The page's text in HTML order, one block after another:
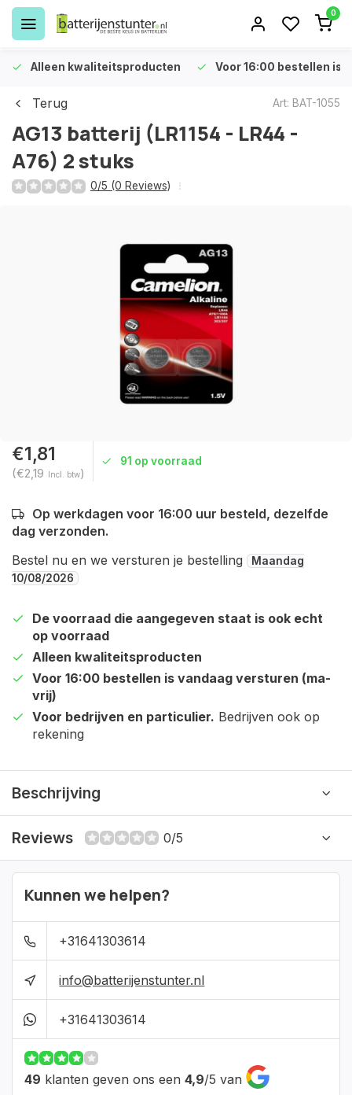
0
Alleen kwaliteitsproducten Voor 16:00 bestellen is
Terug Art: BAT-1055
AG13 batterij (LR1154 - LR44 -
A76) 2 stuks
0/5 (0 Reviews)
€1,81
(€2,19 Incl. btw)
91 op voorraad
Op werkdagen voor 16:00 uur besteld, dezelfde
dag verzonden.
Bestel nu en we versturen je bestelling
Maandag
10/08/2026
De voorraad die aangegeven staat is ook echt
op voorraad
Alleen kwaliteitsproducten
Voor 16:00 bestellen is vandaag versturen (ma-
vrij)
Voor bedrijven en particulier. Bedrijven ook op
rekening
Beschrijving
Reviews 0/5
Kunnen we helpen?
+31641303614
info@batterijenstunter.nl
+31641303614
49 klanten geven ons een 4,9/5 van